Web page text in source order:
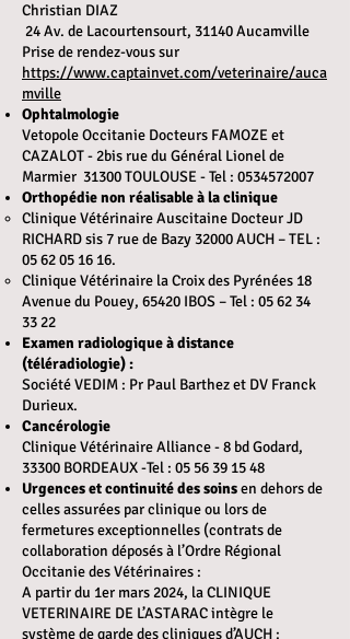
Christian DIAZ
24 Av. de Lacourtensourt, 31140 Aucamville
Prise de rendez-vous sur
https://www.captainvet.com/veterinaire/auca
mville
Ophtalmologie
Vetopole Occitanie Docteurs FAMOZE et
CAZALOT - 2bis rue du Général Lionel de
Marmier 31300 TOULOUSE - Tel : 0534572007
Orthopédie non réalisable à la clinique
Clinique Vétérinaire Auscitaine Docteur JD
RICHARD sis 7 rue de Bazy 32000 AUCH – TEL :
05 62 05 16 16.
Clinique Vétérinaire la Croix des Pyrénées 18
Avenue du Pouey, 65420 IBOS – Tel : 05 62 34
33 22
Examen radiologique à distance
(téléradiologie) :
Société VEDIM : Pr Paul Barthez et DV Franck
Durieux.
Cancérologie
Clinique Vétérinaire Alliance-8 bd Godard,
33300 BORDEAUX-Tel : 05 56 39 15 48
Urgences et continuité des soinsen dehors de
celles assurées par clinique ou lors de
fermetures exceptionnelles (contrats de
collaboration déposés à l’Ordre Régional
Occitanie des Vétérinaires :
A partir du 1er mars 2024, la CLINIQUE
VETERINAIRE DE L’ASTARAC intègre le
système de garde des cliniques d’AUCH :